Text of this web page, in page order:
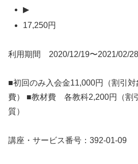
▶
17,250円
利用期間 2020/12/19〜2021/02/28
■初回のみ入会金11,000円（割引
費） ■教材費 各教科2,200円（割
質）
講座・サービス番号：392-01-09